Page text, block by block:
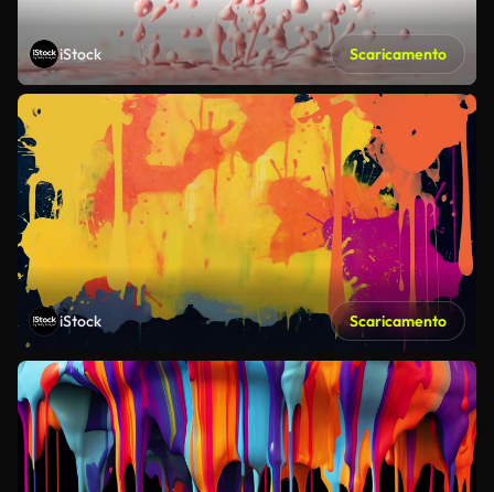
iStock Scaricamento
iStock Scaricamento